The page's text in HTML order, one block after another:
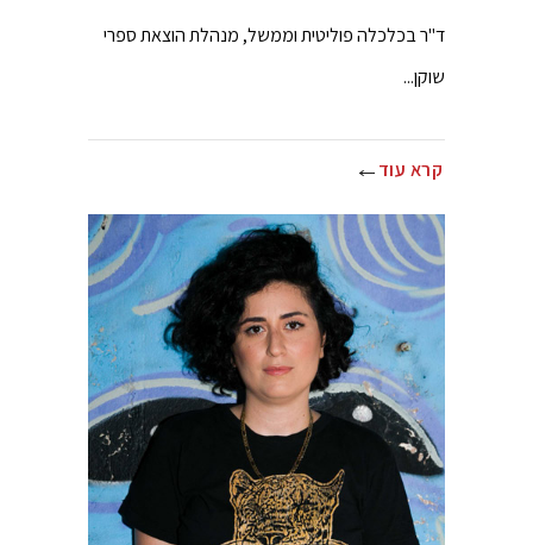
ד"ר בכלכלה פוליטית וממשל, מנהלת הוצאת ספרי
שוקן...
קרא עוד